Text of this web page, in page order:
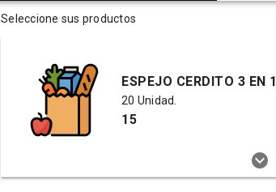
Seleccione sus productos
ESPEJO CERDITO 3 EN 1
20 Unidad.
15